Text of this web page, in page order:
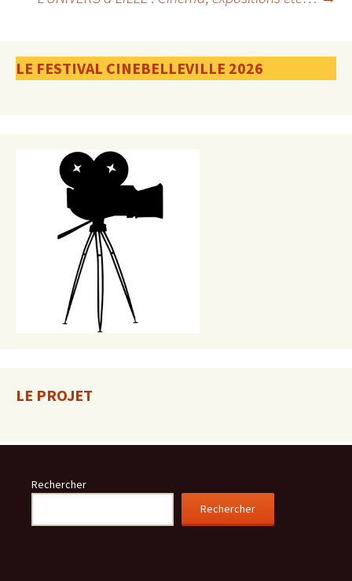
LE FESTIVAL CINEBELLEVILLE 2026
LE PROJET
Rechercher
Rechercher